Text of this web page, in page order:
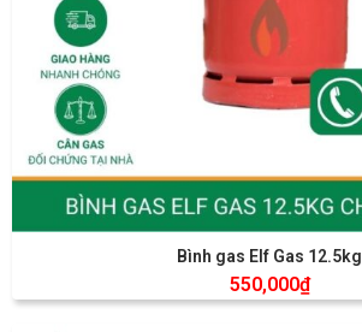
Bình gas Elf Gas 12.5kg
550,000₫